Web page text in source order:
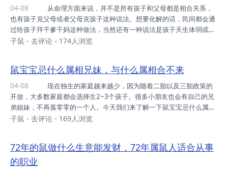
属性来说，1972年的属鼠男的婚姻状态大多并不是很好，主要是因为
属鼠男在感情当中并不是专一可靠的人，在处理感情问题的时候，也比
较盲目和冲动，再加上平时所面临的诱惑较多...
04-08
也有孩子克父母或者父母克孩子这种说法。想要化解的话，民间都会通
过给孩子拜干爹干妈这种做法，当然还有一种说法是孩子天生体弱或者
性格中有缺陷，未来难以成就大事，都可以通过这种方法去化解，那么
龙 从十二地支方面来看，属龙人和属鼠人是三合生肖，鼠宝宝拜鼠
龙女干妈最好。属龙女虽然性格中有着挑剔的一面，和他们无关的事情
从来不会理睬，可唯独对鼠宝宝充满保护欲，能够最大程度的去包容对
方。而且属龙女可以给鼠宝宝的学习或者事业提供...
子鼠 - 去评论 - 174人浏览
鼠宝宝忌什么属相兄妹，与什么属相合不来
04-08
开放，大多数家庭都会选择生2~3个孩子。很多小朋友也会有自己的兄
弟姐妹，不再孤零零的一个人。今天我们来了解一下鼠宝宝忌什么属相
的兄妹。声明：图片由网友上传，来源网络，如有侵权，敬请告知！
生活在同一屋檐下的话，很容易产生矛盾与争吵。而且这两个属相是对
方的天敌，只要在一起，就会扰的家人不得安宁，彼此的运势也会受到
子鼠 - 去评论 - 169人浏览
72年的鼠做什么生意能发财，72年属鼠人适合从事
的职业